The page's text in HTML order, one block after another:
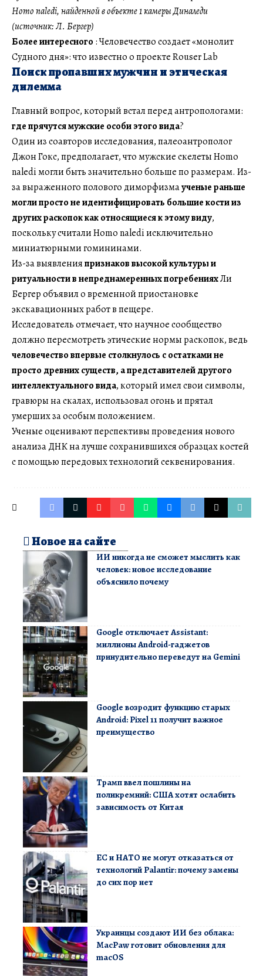
Homo naledi, найденной в объекте 1 камеры Диналеди
(источник: Л. Бергер)
Более интересного : Человечество создает «монолит
Судного дня»: что известно о проекте Rouser Lab
Поиск пропавших мужчин и этическая
дилемма
Главный вопрос, который встал перед антропологами:
где прячутся мужские особи этого вида?
Один из соавторов исследования, палеоантрополог
Джон Гокс, предполагает, что мужские скелеты Homo
naledi могли быть значительно больше по размерам. Из-
за выраженного полового диморфизмаученые раньше
могли просто не идентифицировать большие кости из
других раскопок как относящиеся к этому виду,
поскольку считали Homo naledi исключительно
миниатюрными гомининами.
Из-за выявленияпризнаков высокой культуры и
ритуальности в непреднамеренных погребенияхЛи
Бергер объявил о временной приостановке
экскавационных работ в пещере.
Исследователь отмечает, что научное сообщество
должно пересмотреть этические нормы раскопок, ведь
человечество впервые столкнулось с остатками не
просто древних существ, а представителей другого
интеллектуального вида, который имел свои символы,
гравюры на скалах, использовал огонь и прятал
умерших за особым положением.
Ученые оценивают перспективы проведения нового
анализа ДНК на лучше сохранившихся образцах костей
с помощью передовых технологий секвенирования.
Новое на сайте
ИИ никогда не сможет мыслить как
человек: новое исследование
объяснило почему
Google отключает Assistant:
миллионы Android-гаджетов
принудительно переведут на Gemini
Google возродит функцию старых
Android: Pixel 11 получит важное
преимущество
Трамп ввел пошлины на
поликремний: США хотят ослабить
зависимость от Китая
ЕС и НАТО не могут отказаться от
технологий Palantir: почему замены
до сих пор нет
Украинцы создают ИИ без облака:
MacPaw готовит обновления для
macOS